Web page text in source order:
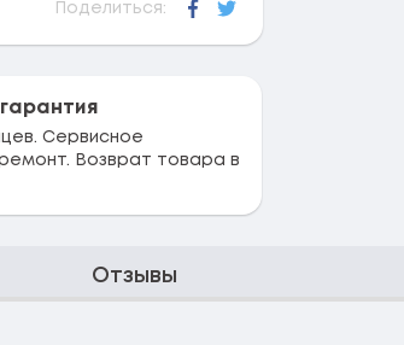
Поделиться:
Facebook
Twitter
Сервисное
Возврат товара в
Отзывы